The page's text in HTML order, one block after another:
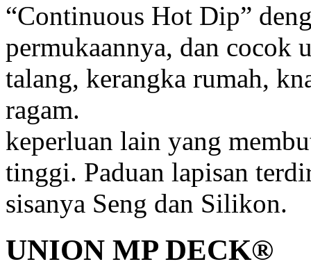
“Continuous Hot Dip”
permukaannya, dan cocok
talang, kerangka rumah,
ragam.
keperluan lain yang
tinggi. Paduan lapisan
sisanya Seng dan Silikon.
UNION MP DECK®